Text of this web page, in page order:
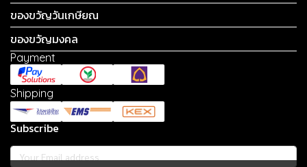
ของขวัญวันเกษียณ
ของขวัญมงคล
Payment
Shipping
Subscribe